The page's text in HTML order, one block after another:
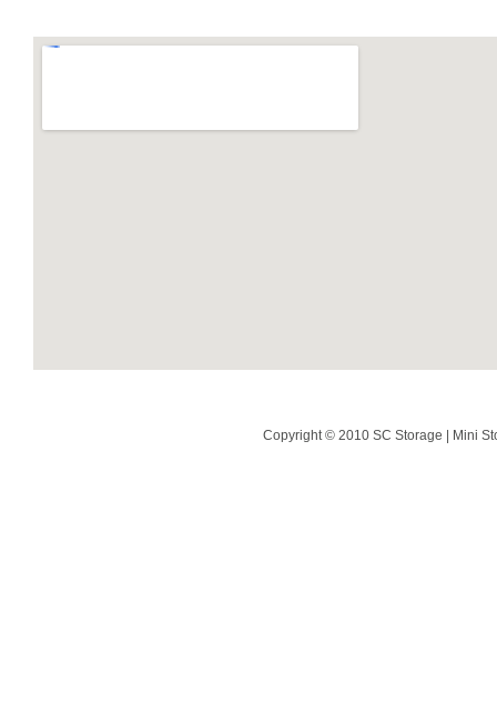
Copyright © 2010 SC Storage | Mini